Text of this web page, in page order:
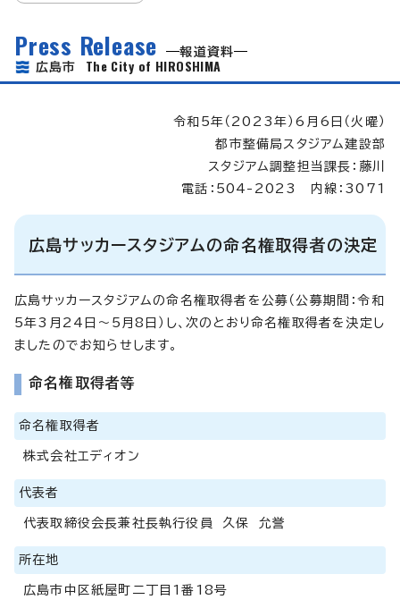
Press Release
報道資料
広島市 The City of HIROSHIMA
令和5年（2023年）6月6日（火曜）
都市整備局スタジアム建設部
スタジアム調整担当課長：藤川
電話：504-2023 内線：3071
広島サッカースタジアムの命名権取得者の決定
広島サッカースタジアムの命名権取得者を公募（公募期間：令和
5年3月24日～5月8日）し、次のとおり命名権取得者を決定し
ましたのでお知らせします。
命名権取得者等
命名権取得者
株式会社エディオン
代表者
代表取締役会長兼社長執行役員 久保 允誉
所在地
広島市中区紙屋町二丁目1番18号